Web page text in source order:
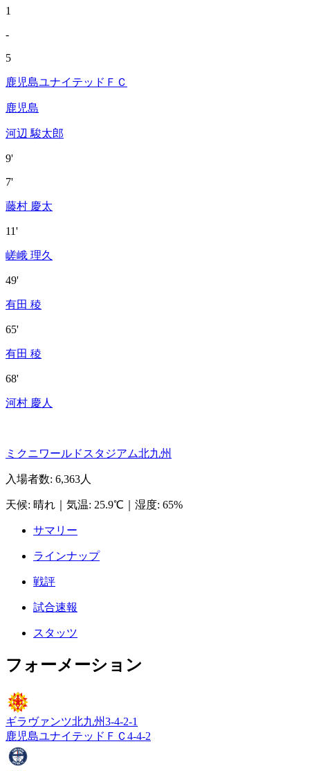
1
-
5
鹿児島ユナイテッドＦＣ
鹿児島
河辺 駿太郎
9'
7'
藤村 慶太
11'
嵯峨 理久
49'
有田 稜
65'
有田 稜
68'
河村 慶人
ミクニワールドスタジアム北九州
入場者数: 6,363人
天候: 晴れ 気温: 25.9℃ 湿度: 65%
サマリー
ラインナップ
戦評
試合速報
スタッツ
フォーメーション
ギラヴァンツ北九州3-4-2-1
鹿児島ユナイテッドＦＣ 4-4-2